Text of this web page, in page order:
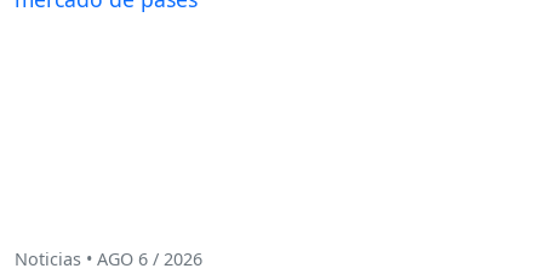
Noticias • AGO 6 / 2026